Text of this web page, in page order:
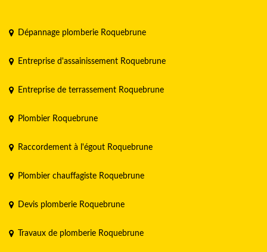
Dépannage plomberie Roquebrune
Entreprise d'assainissement Roquebrune
Entreprise de terrassement Roquebrune
Plombier Roquebrune
Raccordement à l'égout Roquebrune
Plombier chauffagiste Roquebrune
Devis plomberie Roquebrune
Travaux de plomberie Roquebrune